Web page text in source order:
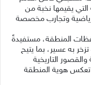
التي يقيمها نخبة من
ورياضية وتجارب مخصصة
المنطقة، مستفيدةً
به عسير، بما يتيح
التاريخية
تعكس هوية المنطقة